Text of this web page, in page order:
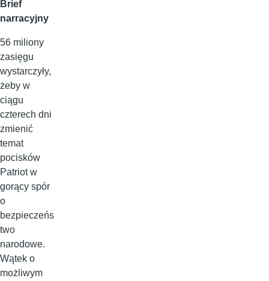
Brief
narracyjny
56 miliony
zasięgu
wystarczyły,
żeby w
ciągu
czterech dni
zmienić
temat
pocisków
Patriot w
gorący spór
o
bezpieczeńs
two
narodowe.
Wątek o
możliwym